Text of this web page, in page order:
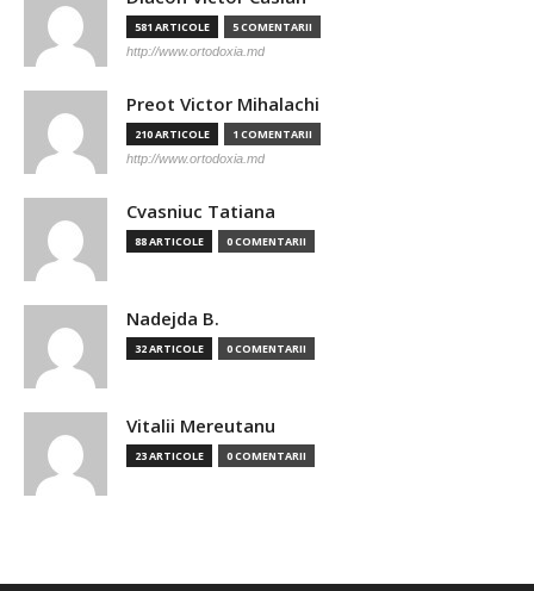
581 ARTICOLE 5 COMENTARII
http://www.ortodoxia.md
Preot Victor Mihalachi
210 ARTICOLE 1 COMENTARII
http://www.ortodoxia.md
Cvasniuc Tatiana
88 ARTICOLE 0 COMENTARII
Nadejda B.
32 ARTICOLE 0 COMENTARII
Vitalii Mereutanu
23 ARTICOLE 0 COMENTARII